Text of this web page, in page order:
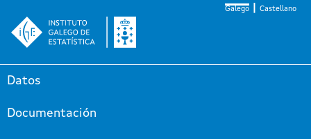
Galego Castellano
Datos
Documentación